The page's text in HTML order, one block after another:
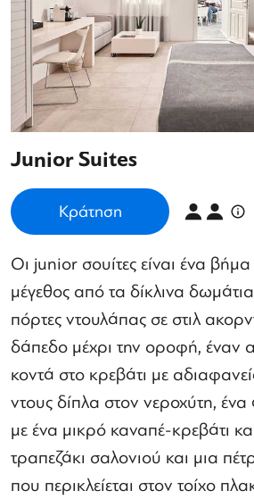
Junior Suites
Κράτηση
Οι junior σουίτες είναι ένα
μέγεθος από τα δίκλινα
πόρτες ντουλάπας σε στιλ
δάπεδο μέχρι την οροφή, έναν
κοντά στο κρεβάτι με
ντους δίπλα στον νεροχύτη, ένα
με ένα μικρό καναπέ-κρεβάτι
τραπεζάκι σαλονιού και μια
που περικλείεται στον τοίχο